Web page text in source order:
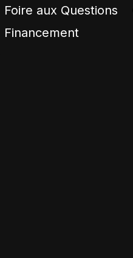
Foire aux Questions
Financement